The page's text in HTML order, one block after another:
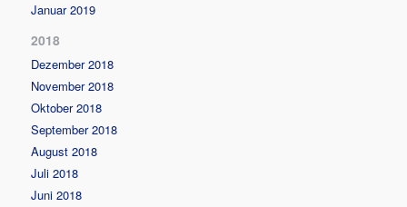
Januar 2019
2018
Dezember 2018
November 2018
Oktober 2018
September 2018
August 2018
Juli 2018
Juni 2018